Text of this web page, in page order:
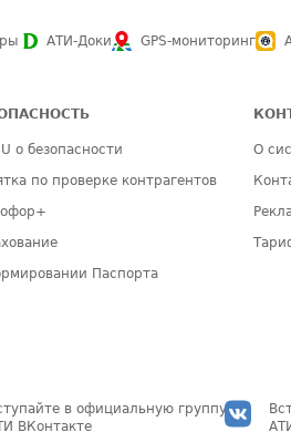
АТИ-Доки GPS-мониторинг
о безопасности
по проверке контрагентов
Паспорта
О
в официальную группу
ВКонтакте